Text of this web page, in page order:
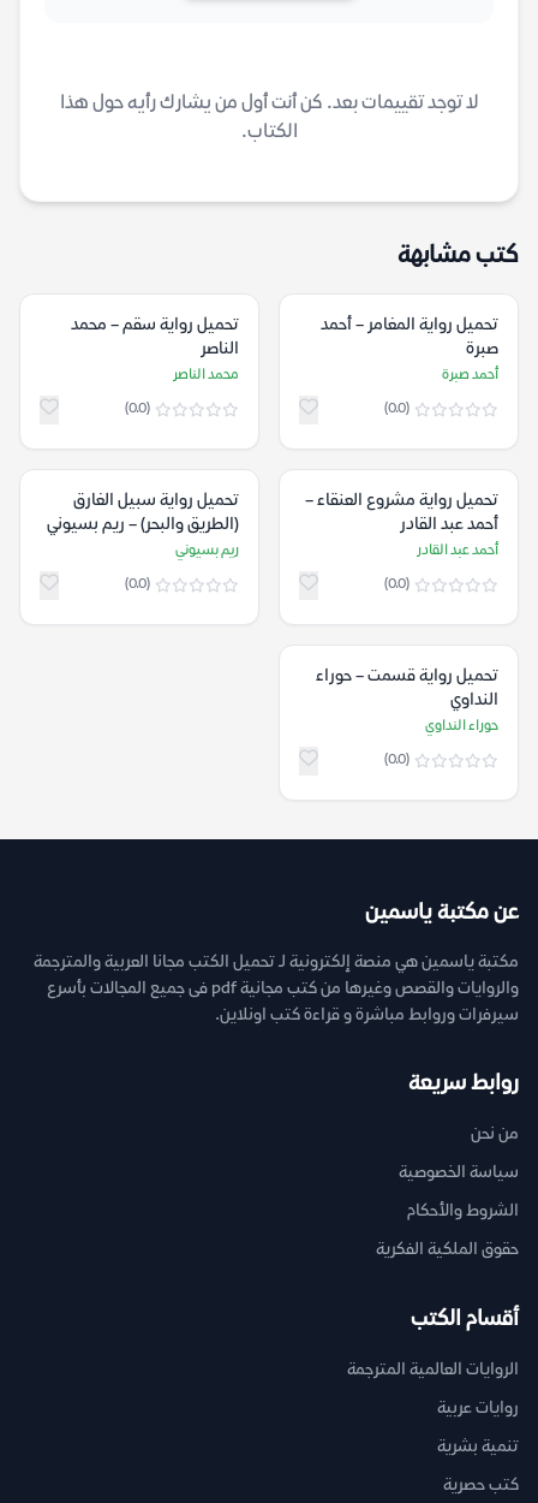
لا توجد تقييمات بعد. كن أنت أول من يشارك رأيه حول هذا
الكتاب.
كتب مشابهة
تحميل رواية المغامر – أحمد
صبرة
أحمد صبرة
(0.0)
تحميل رواية سقم – محمد
الناصر
محمد الناصر
(0.0)
تحميل رواية مشروع العنقاء –
أحمد عبد القادر
أحمد عبد القادر
(0.0)
تحميل رواية ‫سبيل الغارق
(الطريق والبحر‬) – ريم بسيوني
ريم بسيوني
(0.0)
تحميل رواية قسمت – حوراء
النداوي
حوراء النداوي
(0.0)
عن مكتبة ياسمين
مكتبة ياسمين هي منصة إلكترونية لـ تحميل الكتب مجانا العربية والمترجمة
والروايات والقصص وغيرها من كتب مجانية pdf فى جميع المجالات بأسرع
سيرفرات وروابط مباشرة و قراءة كتب اونلاين.
روابط سريعة
من نحن
سياسة الخصوصية
الشروط والأحكام
حقوق الملكية الفكرية
أقسام الكتب
الروايات العالمية المترجمة
روايات عربية
تنمية بشرية
كتب حصرية